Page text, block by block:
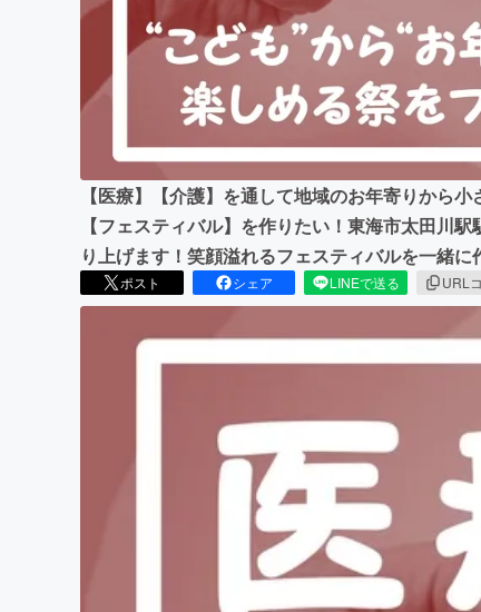
【医療】【介護】を通して地域のお年寄りから
【フェスティバル】を作りたい！東海市太田川
り上げます！笑顔溢れるフェスティバルを一緒に
ポスト シェア LINEで送る URL